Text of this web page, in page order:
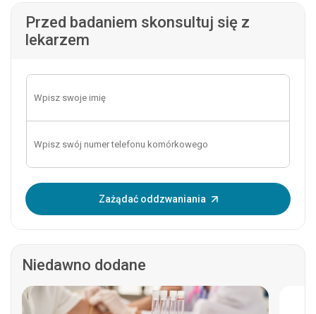
Przed badaniem skonsultuj się z
lekarzem
Zażądać oddzwaniania
Niedawno dodane